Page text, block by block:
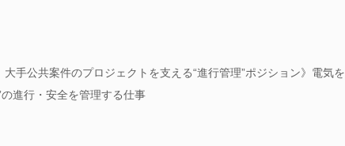
大手公共案件のプロジェクトを支える“進行管理”ポジション》電気を
進行・安全を管理する仕事